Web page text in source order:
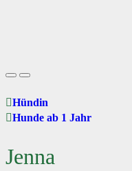
Hündin
Hunde ab 1 Jahr
Jenna